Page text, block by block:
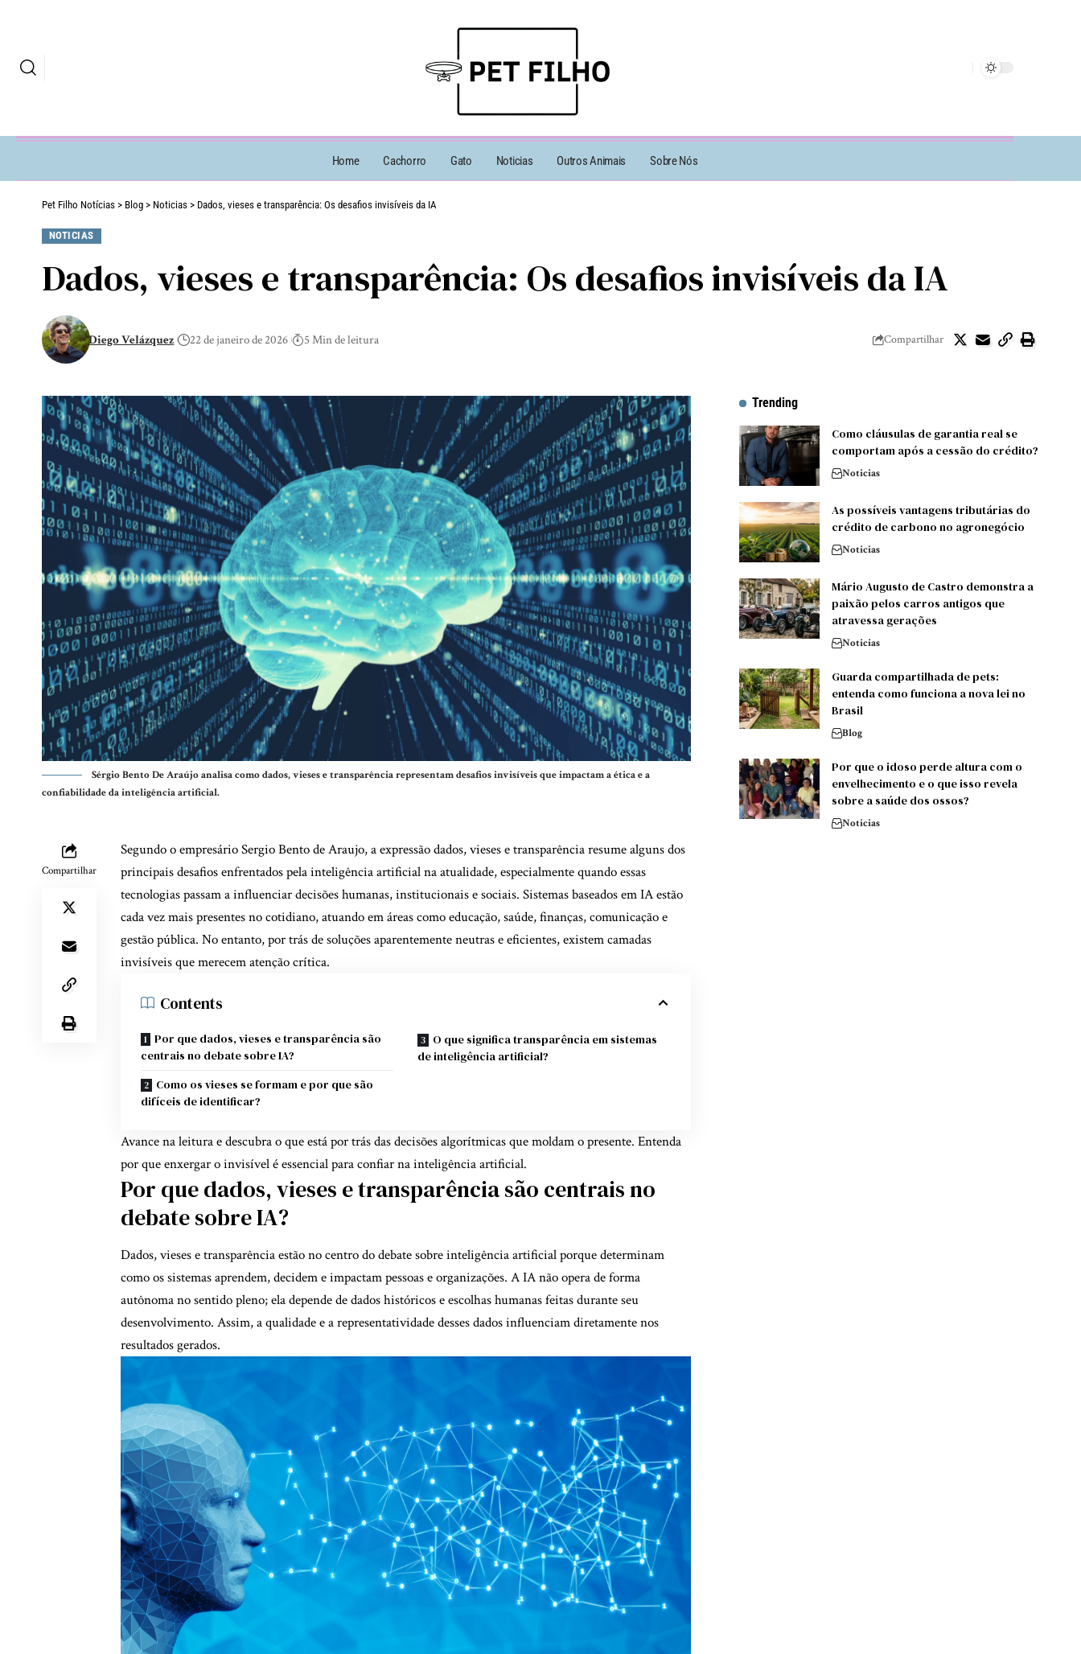
Home Cachorro Gato Noticias Outros Animais Sobre Nós
Pet Filho Notícias > Blog > Noticias > Dados, vieses e transparência: Os desafios invisíveis da IA
NOTICIAS
Dados, vieses e transparência: Os desafios invisíveis da IA
Diego Velázquez 22 de janeiro de 2026 5 Min de leitura Compartilhar
Sérgio Bento De Araújo analisa como dados, vieses e transparência representam desafios invisíveis que impactam a ética e a
confiabilidade da inteligência artificial.
Compartilhar
Segundo o empresário Sergio Bento de Araujo, a expressão dados, vieses e transparência resume alguns dos
principais desafios enfrentados pela inteligência artificial na atualidade, especialmente quando essas
tecnologias passam a influenciar decisões humanas, institucionais e sociais. Sistemas baseados em IA estão
cada vez mais presentes no cotidiano, atuando em áreas como educação, saúde, finanças, comunicação e
gestão pública. No entanto, por trás de soluções aparentemente neutras e eficientes, existem camadas
invisíveis que merecem atenção crítica.
Contents
Por que dados, vieses e transparência são
centrais no debate sobre IA?
Como os vieses se formam e por que são
difíceis de identificar?
O que significa transparência em sistemas
de inteligência artificial?
Avance na leitura e descubra o que está por trás das decisões algorítmicas que moldam o presente. Entenda
por que enxergar o invisível é essencial para confiar na inteligência artificial.
Por que dados, vieses e transparência são centrais no
debate sobre IA?
Dados, vieses e transparência estão no centro do debate sobre inteligência artificial porque determinam
como os sistemas aprendem, decidem e impactam pessoas e organizações. A IA não opera de forma
autônoma no sentido pleno; ela depende de dados históricos e escolhas humanas feitas durante seu
desenvolvimento. Assim, a qualidade e a representatividade desses dados influenciam diretamente nos
resultados gerados.
Trending
Como cláusulas de garantia real se
comportam após a cessão do crédito?
Noticias
As possíveis vantagens tributárias do
crédito de carbono no agronegócio
Noticias
Mário Augusto de Castro demonstra a
paixão pelos carros antigos que
atravessa gerações
Noticias
Guarda compartilhada de pets:
entenda como funciona a nova lei no
Brasil
Blog
Por que o idoso perde altura com o
envelhecimento e o que isso revela
sobre a saúde dos ossos?
Noticias